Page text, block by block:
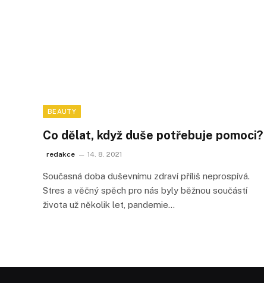
BEAUTY
Co dělat, když duše potřebuje pomoci?
redakce 14. 8. 2021
Současná doba duševnímu zdraví příliš neprospívá.
Stres a věčný spěch pro nás byly běžnou součástí
života už několik let, pandemie…